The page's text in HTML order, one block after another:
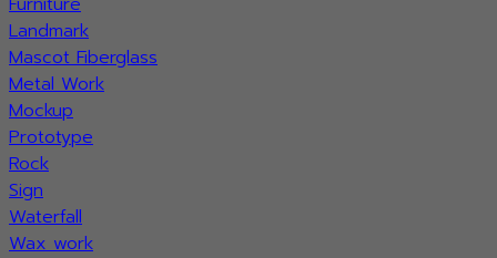
Landmark
Mascot Fiberglass
Metal Work
Mockup
Prototype
Rock
Sign
Waterfall
Wax work